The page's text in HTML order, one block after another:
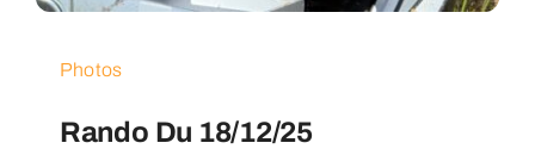
Photos
Rando Du 18/12/25